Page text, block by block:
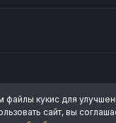
файлы кукис для
сайт, вы